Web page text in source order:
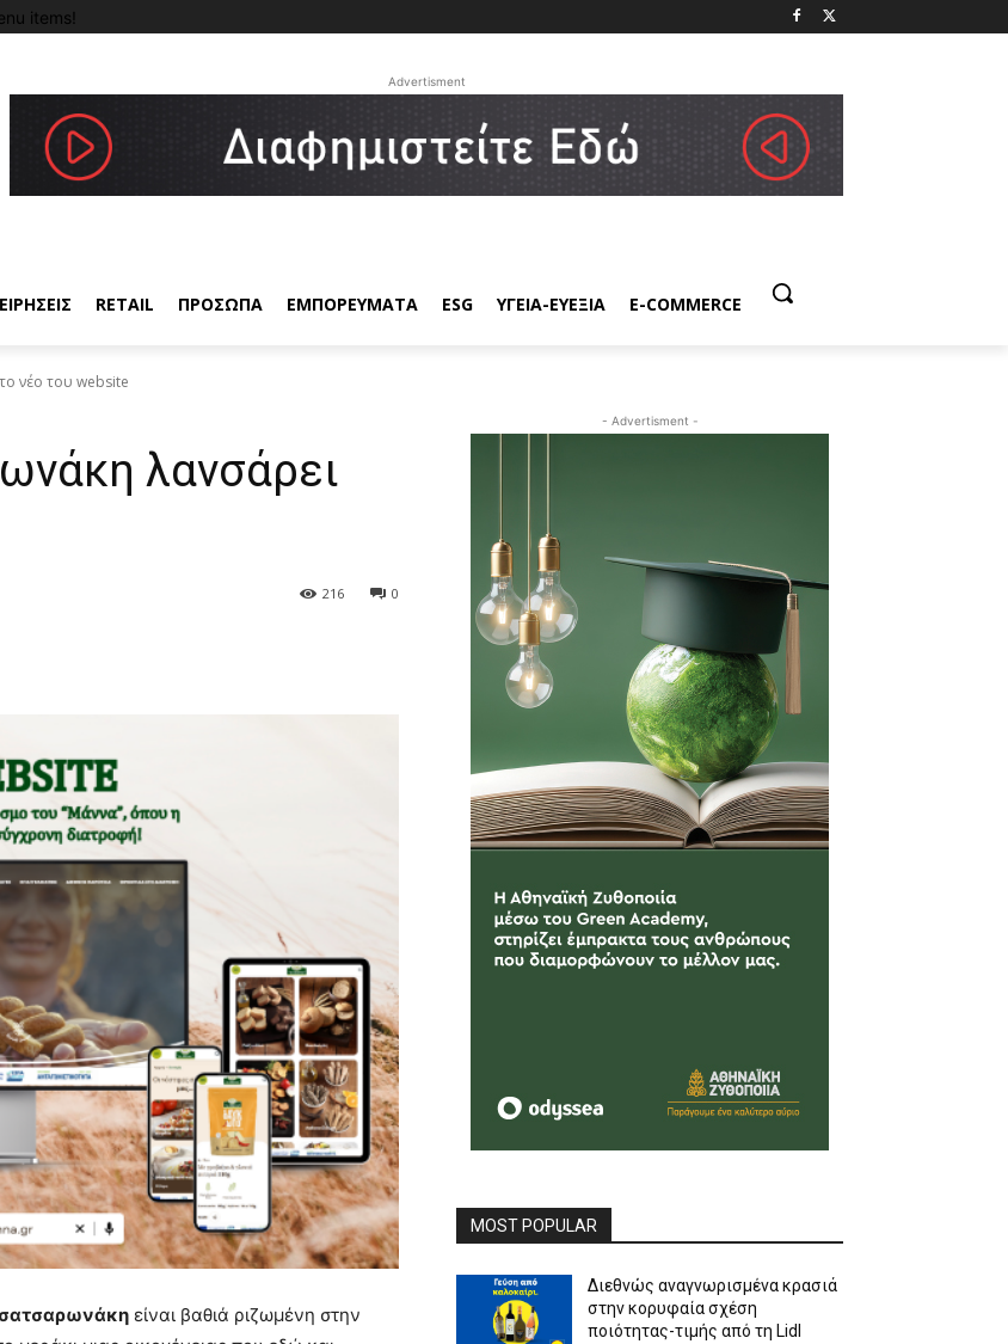
items!
Advertisment
RETAIL ΠΡΟΣΩΠΑ ΕΜΠΟΡΕΥΜΑΤΑ ESG ΥΓΕΙΑ-ΕΥΕΞΙΑ E-COMMERCE
νέο του website
λανσάρει
0
216
είναι βαθιά ριζωμένη στην
- Advertisment -
MOST POPULAR
Διεθνώς αναγνωρισμένα κρασιά
στην κορυφαία σχέση
ποιότητας-τιμής από τη Lidl